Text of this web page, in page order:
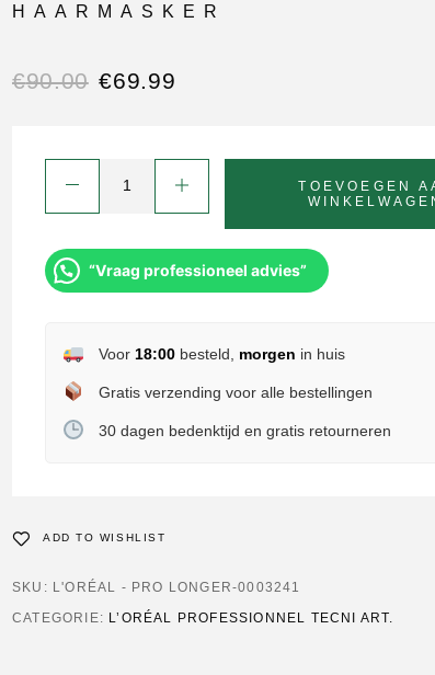
HAARMASKER
€90.00 €69.99
TOEVOEGEN
“Vraag professioneel advies”
Voor 18:00besteld, morgen in huis
Gratis verzending voor alle bestellingen
30 dagen bedenktijd en gratis retourneren
ADD TO WISHLIST
SKU: L'ORÉAL - PRO LONGER-0003241
CATEGORIE: L’ORÉAL PROFESSIONNEL TECNI ART.